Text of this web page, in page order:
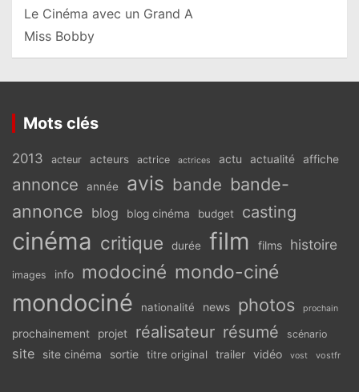
Le Cinéma avec un Grand A
Miss Bobby
Mots clés
2013 acteur acteurs actrice actrices actu actualité affiche
annonce année avis bande bande-
annonce blog blog cinéma budget casting
cinéma critique durée film films histoire
images info modociné mondo-ciné
mondociné nationalité news photos prochain
prochainement projet réalisateur résumé scénario
site site cinéma sortie titre original trailer vidéo vost vostfr